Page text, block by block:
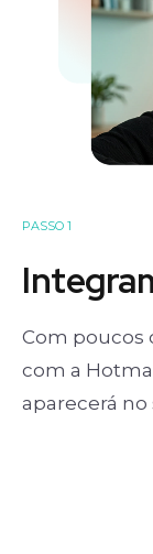
PASSO 1
Com poucos
com a
aparecerá no